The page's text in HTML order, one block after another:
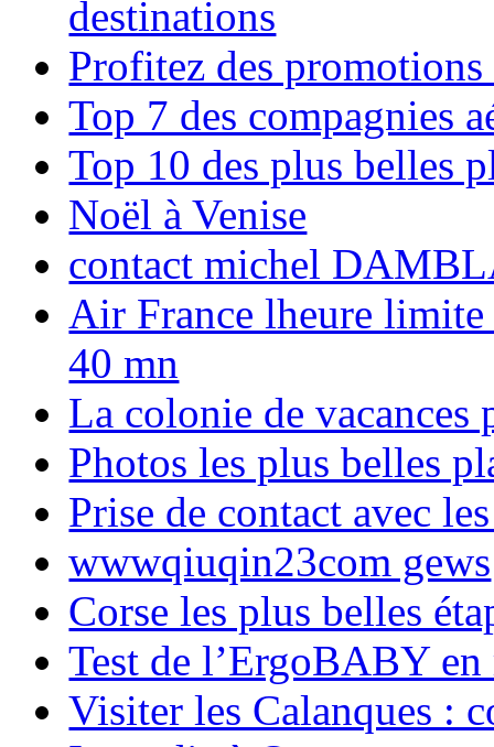
destinations
Profitez des
Top 7 des compagnies
Top 10 des plus belles
Noël à Venise
contact michel
Air France lheure limite
40 mn
La colonie de vacances
Photos les plus belles
Prise de contact avec
wwwqiuqin23com gews
Corse les plus belles
Test de l’ErgoBABY en
Visiter les Calanques :